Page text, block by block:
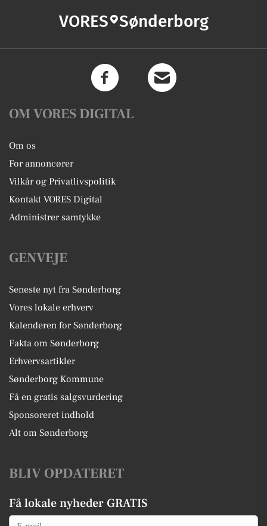
VORES Sønderborg
OM VORES DIGITAL
Om os
For annoncører
Vilkår og Privatlivspolitik
Kontakt VORES Digital
Administrer samtykke
GENVEJE
Seneste nyt fra Sønderborg
Vores lokale erhverv
Kalenderen for Sønderborg
Fakta om Sønderborg
Erhvervsartikler
Sønderborg Kommune
Få en gratis salgsvurdering
Sponsoreret indhold
Alt om Sønderborg
BLIV OPDATERET
Få lokale nyheder GRATIS
Email